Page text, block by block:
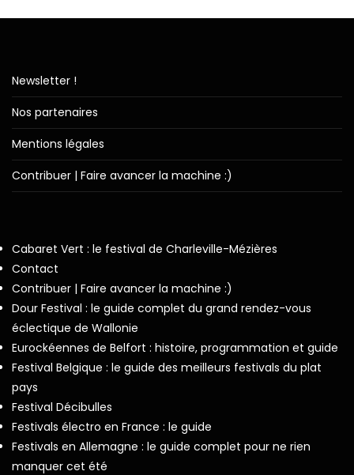
Newsletter !
Nos partenaires
Mentions légales
Contribuer | Faire avancer la machine :)
Cabaret Vert : le festival de Charleville-Mézières
Contact
Contribuer | Faire avancer la machine :)
Dour Festival : le guide complet du grand rendez-vous
éclectique de Wallonie
Eurockéennes de Belfort : histoire, programmation et guide
Festival Belgique : le guide des meilleurs festivals du plat
pays
Festival Décibulles
Festivals électro en France : le guide
Festivals en Allemagne : le guide complet pour ne rien
manquer cet été